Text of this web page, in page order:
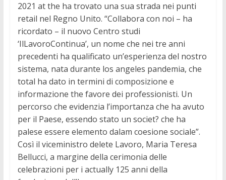
2021 at the ha trovato una sua strada nei punti
retail nel Regno Unito. “Collabora con noi – ha
ricordato – il nuovo Centro studi
‘IlLavoroContinua’, un nome che nei tre anni
precedenti ha qualificato un’esperienza del nostro
sistema, nata durante los angeles pandemia, che
total ha dato in termini di composizione e
informazione the favore dei professionisti. Un
percorso che evidenzia l’importanza che ha avuto
per il Paese, essendo stato un societ? che ha
palese essere elemento dalam coesione sociale”.
Così il viceministro delete Lavoro, Maria Teresa
Bellucci, a margine della cerimonia delle
celebrazioni per i actually 125 anni della